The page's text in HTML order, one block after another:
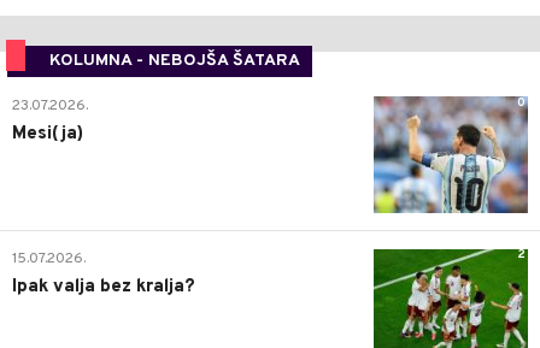
KOLUMNA - NEBOJŠA ŠATARA
0
23.07.2026.
Mesi(ja)
2
15.07.2026.
Ipak valja bez kralja?